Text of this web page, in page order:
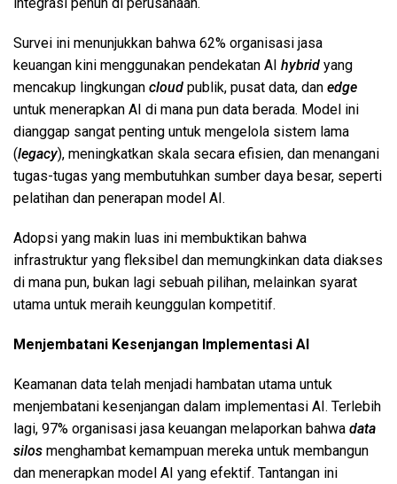
Survei ini menunjukkan bahwa 62% organisasi jasa
keuangan kini menggunakan pendekatan AI hybrid yang
mencakup lingkungan cloud publik, pusat data, dan edge
untuk menerapkan AI di mana pun data berada. Model ini
dianggap sangat penting untuk mengelola sistem lama
(legacy), meningkatkan skala secara efisien, dan menangani
tugas-tugas yang membutuhkan sumber daya besar, seperti
pelatihan dan penerapan model AI.
Adopsi yang makin luas ini membuktikan bahwa
infrastruktur yang fleksibel dan memungkinkan data diakses
di mana pun, bukan lagi sebuah pilihan, melainkan syarat
utama untuk meraih keunggulan kompetitif.
Menjembatani Kesenjangan Implementasi AI
Keamanan data telah menjadi hambatan utama untuk
menjembatani kesenjangan dalam implementasi AI. Terlebih
lagi, 97% organisasi jasa keuangan melaporkan bahwa data
silos menghambat kemampuan mereka untuk membangun
dan menerapkan model AI yang efektif. Tantangan ini